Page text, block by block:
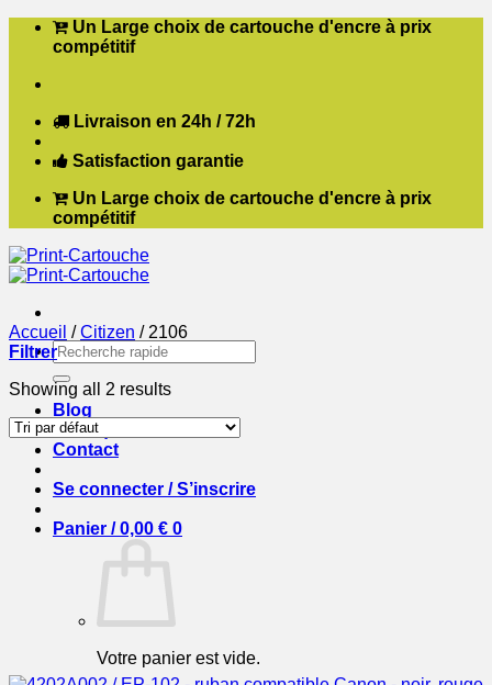
Passer Un Large choix de cartouche d'encre à prix
compétitif
Livraison en 24h / 72h
Satisfaction garantie
Un Large choix de cartouche d'encre à prix
compétitif
Recherche
pour :
Blog
Boutique
Contact
Se connecter / S’inscrire
Panier /0,00 € 0
Votre panier est vide.
Accueil / Citizen /2106
Filtrer
Showing all 2 results